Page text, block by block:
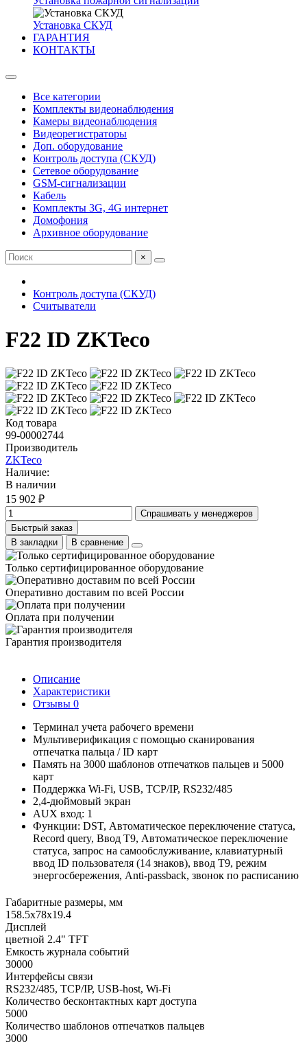
Установка СКУД
ГАРАНТИЯ
КОНТАКТЫ
Все категории
Комплекты видеонаблюдения
Камеры видеонаблюдения
Видеорегистраторы
Доп. оборудование
Контроль доступа (СКУД)
Сетевое оборудование
GSM-сигнализации
Кабель
Комплекты 3G, 4G интернет
Домофония
Архивное оборудование
×
Контроль доступа (СКУД)
Считыватели
F22 ID ZKTeco
Код товара
99-00002744
Производитель
ZKTeco
Наличие:
В наличии
15 902 ₽
Спрашивать у менеджеров
Быстрый заказ
В закладки
В сравнение
Только сертифицированное оборудование
Оперативно доставим по всей России
Оплата при получении
Гарантия производителя
Описание
Характеристики
Отзывы 0
Терминал учета рабочего времени
Мультиверификация с помощью сканирования
отпечатка пальца / ID карт
Память на 3000 шаблонов отпечатков пальцев и 5000
карт
Поддержка Wi-Fi, USB, TCP/IP, RS232/485
2,4-дюймовый экран
AUX вход: 1
Функции: DST, Автоматическое переключение статуса,
Record query, Ввод Т9, Автоматическое переключение
статуса, запрос на самообслуживание, клавиатурный
ввод ID пользователя (14 знаков), ввод Т9, режим
энергосбережения, Anti-passback, звонок по расписанию
Габаритные размеры, мм
158.5х78х19.4
Дисплей
цветной 2.4" TFT
Емкость журнала событий
30000
Интерфейсы связи
RS232/485, TCP/IP, USB-host, Wi-Fi
Количество бесконтактных карт доступа
5000
Количество шаблонов отпечатков пальцев
3000